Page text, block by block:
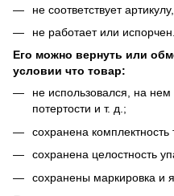
не соответствует
не работает или испорчен.
Его можно вернуть или
условии что товар:
не использовался, на
потертости и т. д.;
сохранена комплектность
сохранена целостность
сохранены маркировка и